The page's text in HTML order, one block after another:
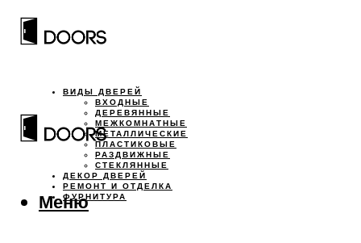
ВИДЫ ДВЕРЕЙ
ВХОДНЫЕ
ДЕРЕВЯННЫЕ
МЕЖКОМНАТНЫЕ
МЕТАЛЛИЧЕСКИЕ
ПЛАСТИКОВЫЕ
РАЗДВИЖНЫЕ
СТЕКЛЯННЫЕ
ДЕКОР ДВЕРЕЙ
РЕМОНТ И ОТДЕЛКА
ФУРНИТУРА
Меню